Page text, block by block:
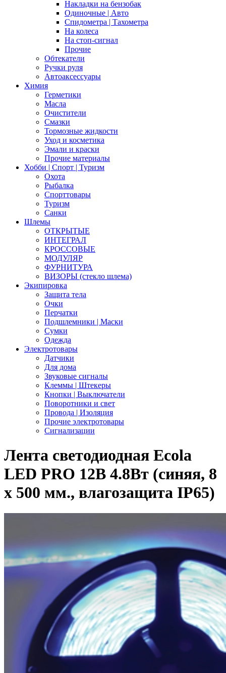
Накладки на бензобак
Одиночные | Авто
Спидометра | Тахометра
На колеса
На стоп-сигнал
Прочие
Обтекатели
Ручки руля
Автоаксессуары
Химия
Герметики
Масла
Очистители
Смазки
Тормозные жидкости
Уход и косметика
Эмали и краски
Прочие материалы
Хобби | Cпорт | Туризм
Охота
Рыбалка
Спорттовары
Туризм
Санки
Шлемы
ОТКРЫТЫЕ
ИНТЕГРАЛ
КРОССОВЫЕ
МОДУЛЯР
ФУРНИТУРА
ВИЗОРЫ (стекло шлема)
Экипировка
Защита тела
Очки
Перчатки
Подшлемники | Маски
Сумки
Одежда
Электротовары
Датчики
Для дома
Звуковые сигналы
Клеммы | Штекеры
Кнопки | Выключатели
Поворотники и свет
Провода | Изоляция
Прочие электротовары
Сигнализации
Лента светодиодная Ecola
LED PRO 12В 4.8Вт (синяя, 8
x 500 мм., влагозащита IP65)